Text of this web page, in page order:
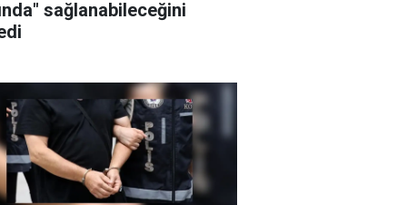
sağlanabileceğini